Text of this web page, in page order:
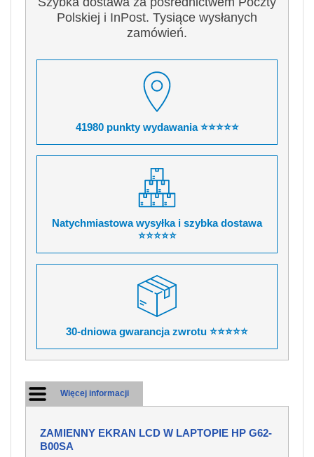
Polskiej i InPost. Tysiące wysłanych
zamówień.
41980 punkty wydawania ⭐⭐⭐⭐⭐
Natychmiastowa wysyłka i szybka dostawa
⭐⭐⭐⭐⭐
30-dniowa gwarancja zwrotu ⭐⭐⭐⭐⭐
Więcej informacji
ZAMIENNY EKRAN LCD W LAPTOPIE HP G62-
B00SA